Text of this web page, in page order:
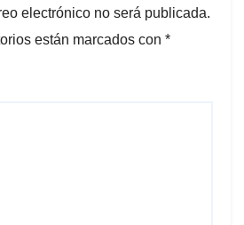
electrónico no será publicada.
están marcados con *